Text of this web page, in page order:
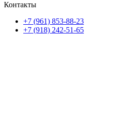
Контакты
+7 (961) 853-88-23
+7 (918) 242-51-65